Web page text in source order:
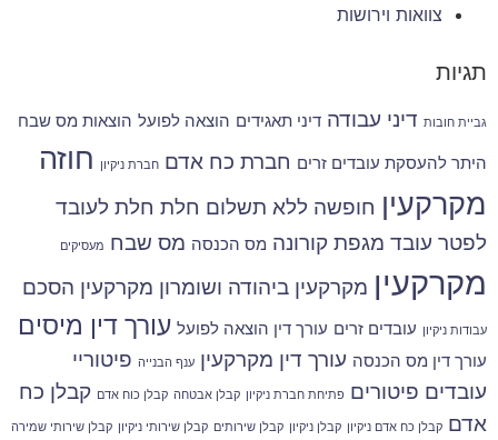
צוואות וירושות
תגיות
גביית חובות דיני עבודה דיני תאגידים הוצאה לפועל הוצאות מס שבח
היתר להעסקת עובדים זרים חברת כח אדם חברת ניקיון
חוזה
מקרקעין חופשה ללא תשלום חלת חלת לעובד
לפטר עובד מגפת קורונה מס הכנסה מס שבח מעסיקים
מקרקעין מקרקעין ביהודה ושומרון מקרקעין הסכם
עבודות ניקיון עובדים זרים עורך דין הוצאה לפועל עורך דין מיסים
עורך דין מס הכנסה עורך דין מקרקעין ענף הבנייה פיטוריי
עובדים פיטורים פתיחת חברת ניקיון קבלן אבטחה קבלן כוח אדם קבלן כח
אדם קבלן כח אדם ניקיון קבלן ניקיון קבלן שירותים קבלן שירותי ניקיון קבלן שירותי שמירה